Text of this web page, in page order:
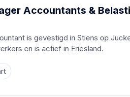
Accountants &
is gevestigd in Stiens op
en is actief in Friesland.